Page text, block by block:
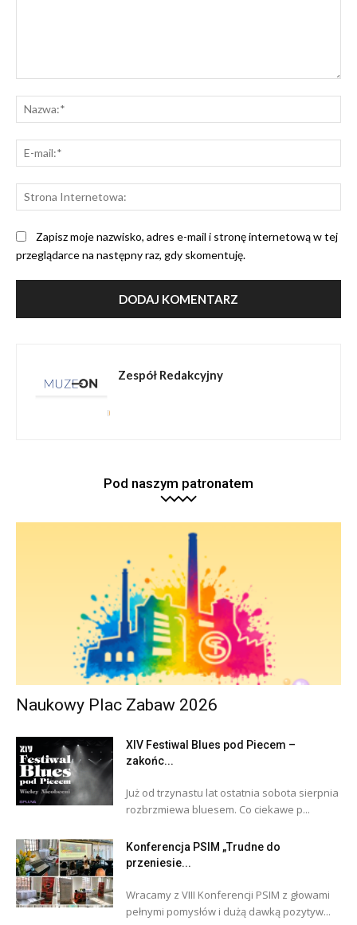
Zapisz moje nazwisko, adres e-mail i stronę internetową w tej
przeglądarce na następny raz, gdy skomentuję.
Zespół Redakcyjny
Pod naszym patronatem
Naukowy Plac Zabaw 2026
XIV Festiwal Blues pod Piecem –
zakońc...
Już od trzynastu lat ostatnia sobota sierpnia
rozbrzmiewa bluesem. Co ciekawe p...
Konferencja PSIM „Trudne do
przeniesie...
Wracamy z VIII Konferencji PSIM z głowami
pełnymi pomysłów i dużą dawką pozytyw...